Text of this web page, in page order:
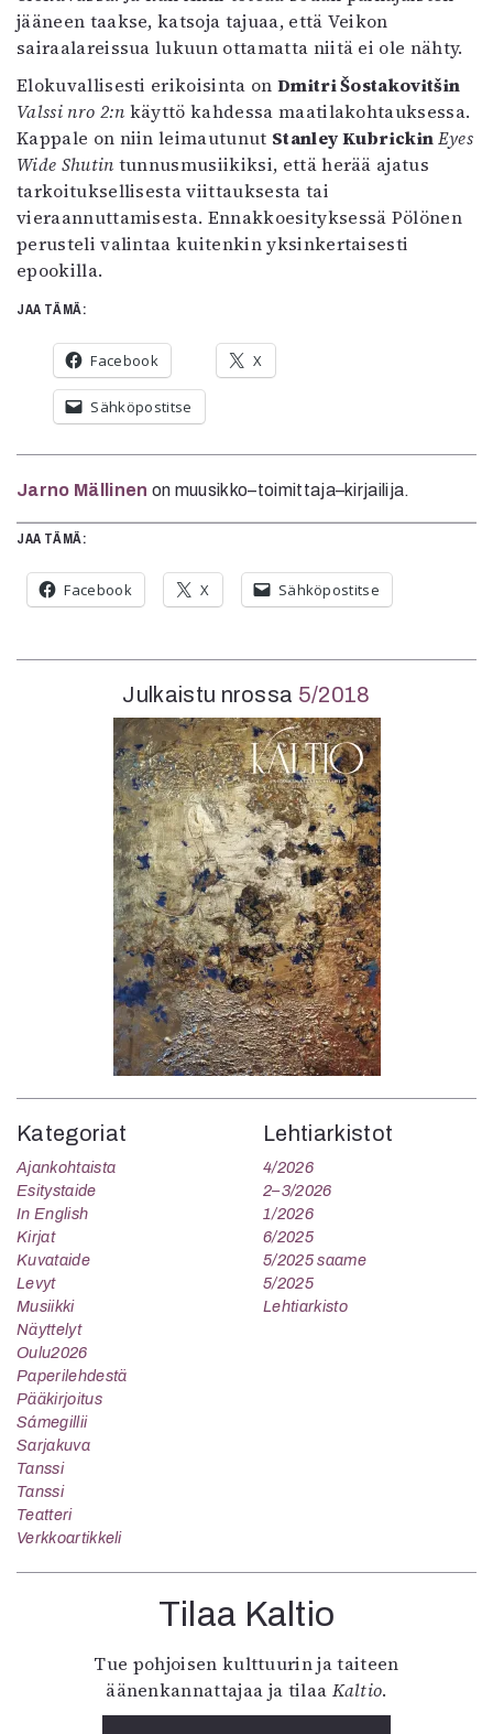
jääneen taakse, katsoja tajuaa, että Veikon
sairaalareissua lukuun ottamatta niitä ei ole nähty.
Elokuvallisesti erikoisinta on Dmitri Šostakovitšin
Valssi nro 2:n käyttö kahdessa maatilakohtauksessa.
Kappale on niin leimautunut Stanley KubrickinEyes
Wide Shutin tunnusmusiikiksi, että herää ajatus
tarkoituksellisesta viittauksesta tai
vieraannuttamisesta. Ennakkoesityksessä Pölönen
perusteli valintaa kuitenkin yksinkertaisesti
epookilla.
JAA TÄMÄ:
Facebook X
Sähköpostitse
Jarno Mällinen on muusikko–toimittaja–kirjailija.
Julkaistu nrossa 5/2018
Kategoriat
Ajankohtaista
Esitystaide
In English
Kirjat
Kuvataide
Levyt
Musiikki
Näyttelyt
Oulu2026
Paperilehdestä
Pääkirjoitus
Sámegillii
Sarjakuva
Tanssi
Tanssi
Teatteri
Verkkoartikkeli
Lehtiarkistot
4/2026
2–3/2026
1/2026
6/2025
5/2025 saame
5/2025
Lehtiarkisto
Tilaa Kaltio
Tue pohjoisen kulttuurin ja taiteen
äänenkannattajaa ja tilaa Kaltio.
JAA TÄMÄ:
Facebook X Sähköpostitse